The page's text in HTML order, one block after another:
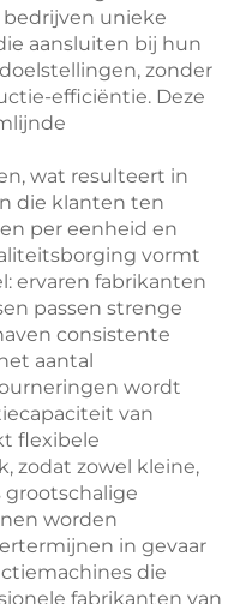
unieke
aansluiten bij hun
zonder
efficiëntie. Deze
wat resulteert in
die klanten ten
per eenheid en
vormt
ervaren fabrikanten
passen strenge
consistente
aantal
wordt
van
flexibele
zodat zowel kleine,
grootschalige
worden
in gevaar
die
fabrikanten van